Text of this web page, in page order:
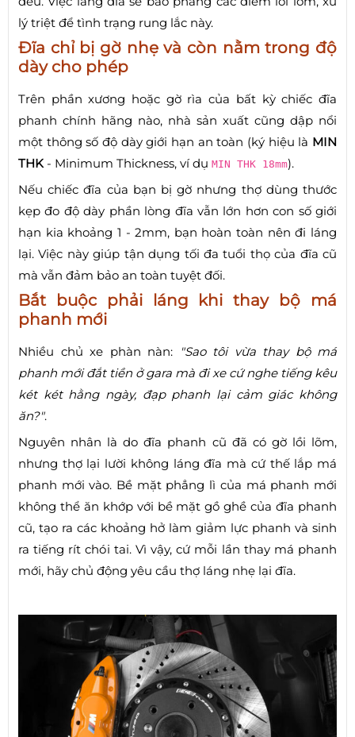
lý triệt để tình trạng rung lắc này.
Đĩa chỉ bị gờ nhẹ và còn nằm trong độ
dày cho phép
Trên phần xương hoặc gờ rìa của bất kỳ chiếc đĩa
phanh chính hãng nào, nhà sản xuất cũng dập nổi
một thông số độ dày giới hạn an toàn (ký hiệu là MIN
THK- Minimum Thickness, ví dụ MIN THK 18mm).
Nếu chiếc đĩa của bạn bị gờ nhưng thợ dùng thước
kẹp đo độ dày phần lòng đĩa vẫn lớn hơn con số giới
hạn kia khoảng 1 - 2mm, bạn hoàn toàn nên đi láng
lại. Việc này giúp tận dụng tối đa tuổi thọ của đĩa cũ
mà vẫn đảm bảo an toàn tuyệt đối.
Bắt buộc phải láng khi thay bộ má
phanh mới
Nhiều chủ xe phàn nàn:
"Sao tôi vừa thay bộ má
phanh mới đắt tiền ở gara mà đi xe cứ nghe tiếng kêu
két két hằng ngày, đạp phanh lại cảm giác không
ăn?".
Nguyên nhân là do đĩa phanh cũ đã có gờ lồi lõm,
nhưng thợ lại lười không láng đĩa mà cứ thế lắp má
phanh mới vào. Bề mặt phẳng lì của má phanh mới
không thể ăn khớp với bề mặt gồ ghề của đĩa phanh
cũ, tạo ra các khoảng hở làm giảm lực phanh và sinh
ra tiếng rít chói tai. Vì vậy, cứ mỗi lần thay má phanh
mới, hãy chủ động yêu cầu thợ láng nhẹ lại đĩa.